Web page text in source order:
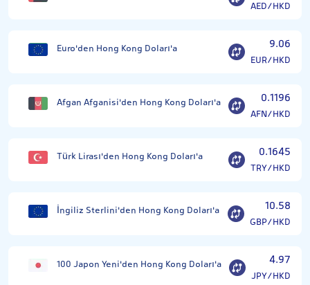
AED/HKD
Euro'den Hong Kong Doları'a 9.06
EUR/HKD
Afgan Afganisi'den Hong Kong Doları'a 0.1196
AFN/HKD
Türk Lirası'den Hong Kong Doları'a 0.1645
TRY/HKD
İngiliz Sterlini'den Hong Kong Doları'a 10.58
GBP/HKD
100 Japon Yeni'den Hong Kong Doları'a 4.97
JPY/HKD